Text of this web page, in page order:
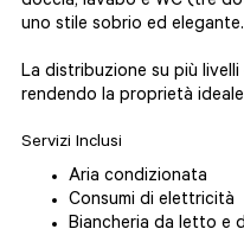
uno stile sobrio ed elegante.
La distribuzione su più
rendendo la proprietà
Servizi Inclusi
Aria condizionata
Consumi di elettricità
Biancheria da letto e